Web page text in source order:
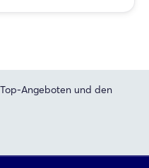
Angeboten und den